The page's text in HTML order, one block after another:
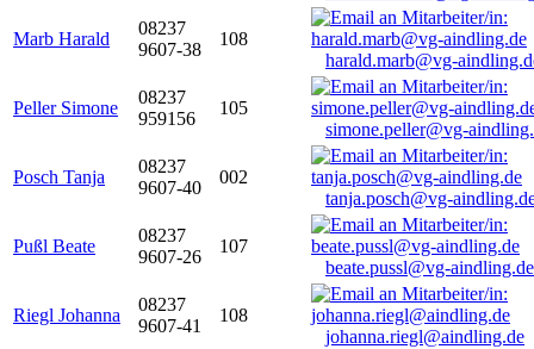
Marb Harald
08237
9607-38
108
harald.marb@vg-
Peller Simone
08237
959156
105
simone.peller@vg-
Posch Tanja
08237
9607-40
002
tanja.posch@vg-
Pußl Beate
08237
9607-26
107
beate.pussl@vg-aindling.de
Riegl Johanna
08237
9607-41
108
johanna.riegl@aindling.de